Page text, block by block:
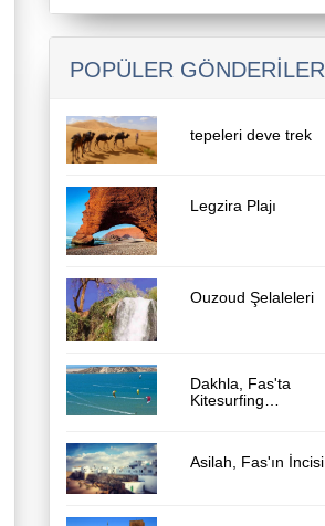
POPÜLER GÖNDERILER
tepeleri deve trek
Legzira Plajı
Ouzoud Şelaleleri
Dakhla, Fas'ta
Kitesurfing…
Asilah, Fas'ın İncisi